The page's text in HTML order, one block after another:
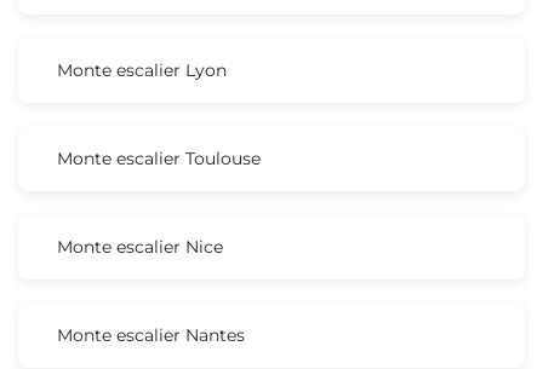
Monte escalier Lyon
Monte escalier Toulouse
Monte escalier Nice
Monte escalier Nantes